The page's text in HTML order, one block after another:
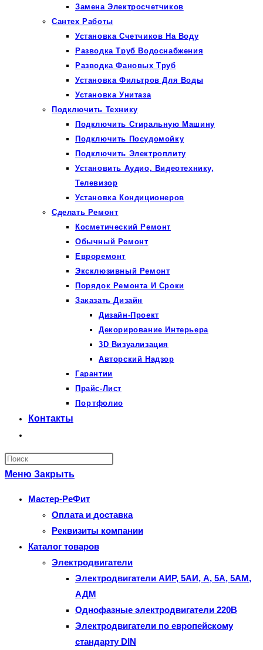
Замена Электросчетчиков
Сантех Работы
Установка Счетчиков На Воду
Разводка Труб Водоснабжения
Разводка Фановых Труб
Установка Фильтров Для Воды
Установка Унитаза
Подключить Технику
Подключить Стиральную Машину
Подключить Посудомойку
Подключить Электроплиту
Установить Аудио, Видеотехнику,
Телевизор
Установка Кондиционеров
Сделать Ремонт
Косметический Ремонт
Обычный Ремонт
Евроремонт
Эксклюзивный Ремонт
Порядок Ремонта И Сроки
Заказать Дизайн
Дизайн-Проект
Декорирование Интерьера
3D Визуализация
Авторский Надзор
Гарантии
Прайс-Лист
Портфолио
Контакты
поиск
по
сайту
закрыть
панель
Меню Закрыть
Мастер-РеФит
Оплата и доставка
Реквизиты компании
Каталог товаров
Электродвигатели
Электродвигатели АИР, 5АИ, А, 5А, 5АМ,
АДМ
Однофазные электродвигатели 220В
Электродвигатели по европейскому
стандарту DIN